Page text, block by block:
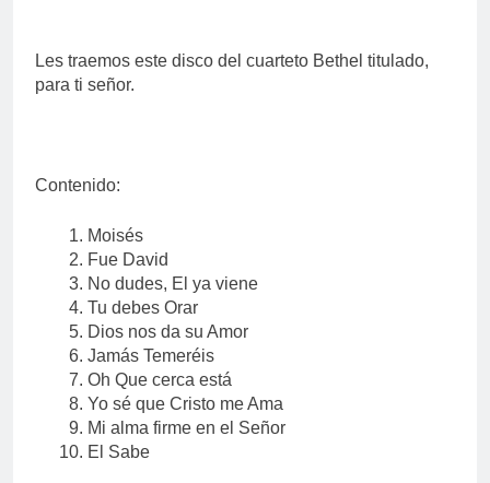
Les traemos este disco del cuarteto Bethel titulado,
para ti señor.
Contenido:
Moisés
Fue David
No dudes, El ya viene
Tu debes Orar
Dios nos da su Amor
Jamás Temeréis
Oh Que cerca está
Yo sé que Cristo me Ama
Mi alma firme en el Señor
El Sabe